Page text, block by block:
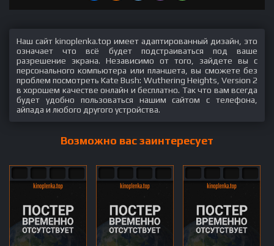
Наш сайт kinoplenka.top имеет адаптированный дизайн, это
означает что всё будет подстраиваться под ваше
разрешение экрана. Независимо от того, зайдете вы с
персонального компьютера или планшета, вы сможете без
проблем посмотреть Kate Bush: Wuthering Heights, Version 2
в хорошем качестве онлайн и бесплатно. Так что вам всегда
будет удобно пользоваться нашим сайтом с телефона,
айпада и любого другого устройства.
Возможно вас заинтересует